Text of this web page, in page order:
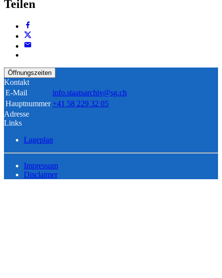
Teilen
Öffnungszeiten
Kontakt
E-Mail
info.staatsarchiv@sg.ch
Hauptnummer +41 58 229 32 05
Adresse
Links
Lageplan
Impressum
Disclaimer